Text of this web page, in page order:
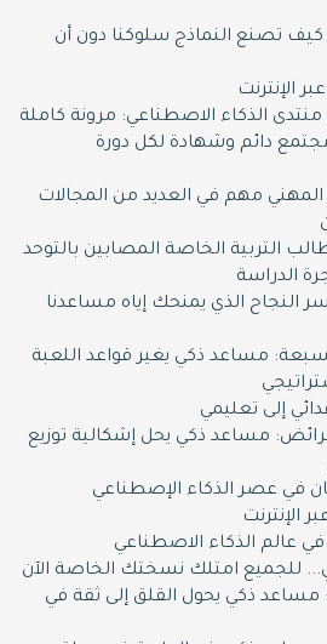
كيف تصنع النماذج سلوكنا دون أن
الإنترنت
منتدى الذكاء الاصطناعي: مرونة كاملة
دائم وشهادة لكل دورة
المهني مهم في العديد من المجالات
التربية الخاصة المصابين بالتوحد
الدراسة
النجاح الذي يمنحك إياه مساعدنا
مساعد ذكي يغير قواعد اللعبة
إلى تعليمي
مساعد ذكي يحل إشكالية توزيع
في عصر الذكاء الإصطناعي
الإنترنت
في عالم الذكاء الاصطناعي
للجميع امتلك نسختك الخاصة اﻵن
مساعد ذكي يحول القلق إلى ثقة في